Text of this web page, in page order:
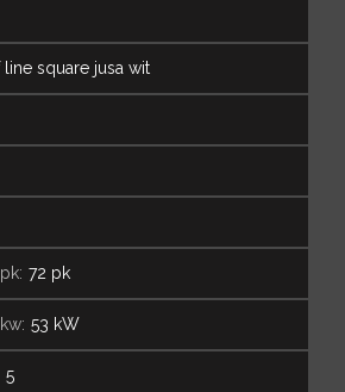
line square jusa wit
72 pk
53 kW
5